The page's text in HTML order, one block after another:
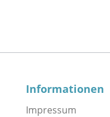
Informationen
Impressum